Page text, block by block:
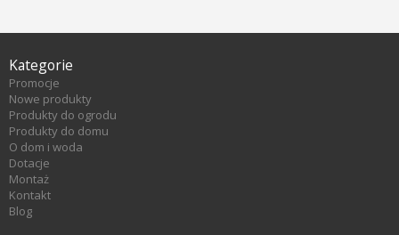
Kategorie
Promocje
Nowe produkty
Produkty do ogrodu
Produkty do domu
O dom i woda
Dotacje
Montaż
Kontakt
Blog